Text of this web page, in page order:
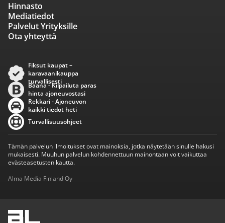
Hinnasto
Mediatiedot
Palvelut Yrityksille
Ota yhteyttä
Fiksut kaupat –
karavaanikauppa
turvallisesti
Baana - Kilpailuta paras
hinta ajoneuvostasi
Rekkari - Ajoneuvon
kaikki tiedot heti
Turvallisuusohjeet
Tämän palvelun ilmoitukset ovat mainoksia, jotka näytetään sinulle hakusi
mukaisesti. Muuhun palvelun kohdennettuun mainontaan voit vaikuttaa
evästeasetusten kautta.
Alma Media Finland Oy